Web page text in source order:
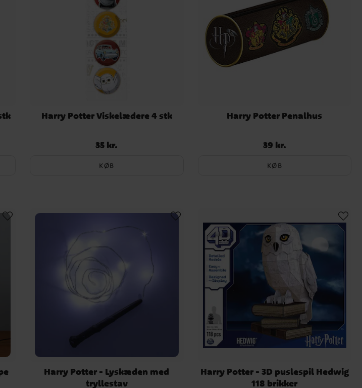
Harry Potter Viskelædere 4 stk
Pris: 35 kr.
35 kr.
KØB
Harry Potter Penalhus
Pris: 39 kr.
39 kr.
KØB
Harry Potter - Lyskæden med
tryllestav
Harry Potter - 3D puslespil Hedwig
118 brikker